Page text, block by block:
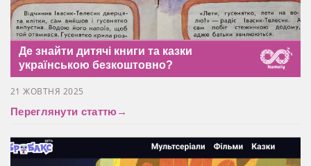
Де знайти дитячі книги та казки
українською безкоштовно?
21 ЖОВТНЯ 2025
Переглянути статтю→